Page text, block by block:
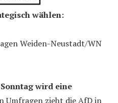
wählen:
Weiden-Neustadt/WN
wird eine
Umfragen zieht die AfD in